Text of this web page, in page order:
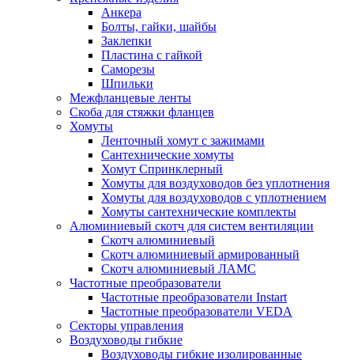
Анкера
Болты, гайки, шайбы
Заклепки
Пластина с гайкой
Саморезы
Шпильки
Межфланцевые ленты
Скоба для стяжки фланцев
Хомуты
Ленточный хомут с зажимами
Сантехнические хомуты
Хомут Спринклерный
Хомуты для воздуховодов без уплотнения
Хомуты для воздуховодов с уплотнением
Хомуты сантехнические комплекты
Алюминиевый скотч для систем вентиляции
Скотч алюминиевый
Скотч алюминиевый армированный
Скотч алюминиевый ЛАМС
Частотные преобразователи
Частотные преобразователи Instart
Частотные преобразователи VEDA
Секторы управления
Воздуховоды гибкие
Воздуховоды гибкие изолированные